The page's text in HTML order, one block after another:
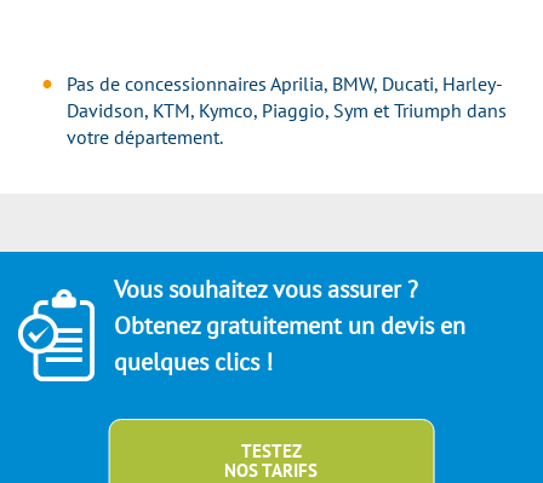
Pas de concessionnaires Aprilia, BMW, Ducati, Harley-
Davidson, KTM, Kymco, Piaggio, Sym et Triumph dans
votre département.
Vous souhaitez vous assurer ?
Obtenez gratuitement un devis en
quelques clics !
TESTEZ
NOS TARIFS